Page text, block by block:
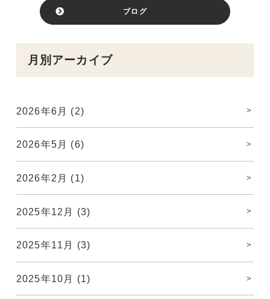
ブログ
月別アーカイブ
2026年6月 (2)
2026年5月 (6)
2026年2月 (1)
2025年12月 (3)
2025年11月 (3)
2025年10月 (1)